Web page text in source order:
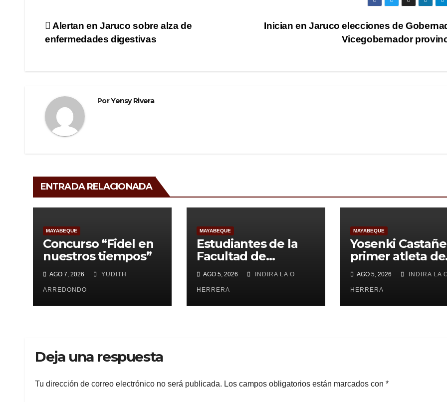
e
b
er gr
a
p
ar
Navegación
Inician en Jaruco elecciones de
Vicegobernador
Alertan en Jaruco sobre alza de
enfermedades digestivas
PorYensy Rivera
ENTRADA RELACIONADA
MAYABEQUE
Concurso “Fidel en
nuestros tiempos”
AGO 7, 2026 YUDITH
ARREDONDO
MAYABEQUE
Estudiantes de la
Facultad de
Ciencias Médicas de
Mayabeque realizan
pesquisa
AGO 5, 2026 INDIRA LA O
HERRERA
MAYABEQUE
Yosenki
primer atleta de
Mayabeque en
subir al podio
AGO 5, 2026 INDIRA LA
HERRERA
Deja una respuesta
Tu dirección de correo electrónico no será publicada. Los campos obligatorios están marcados con *